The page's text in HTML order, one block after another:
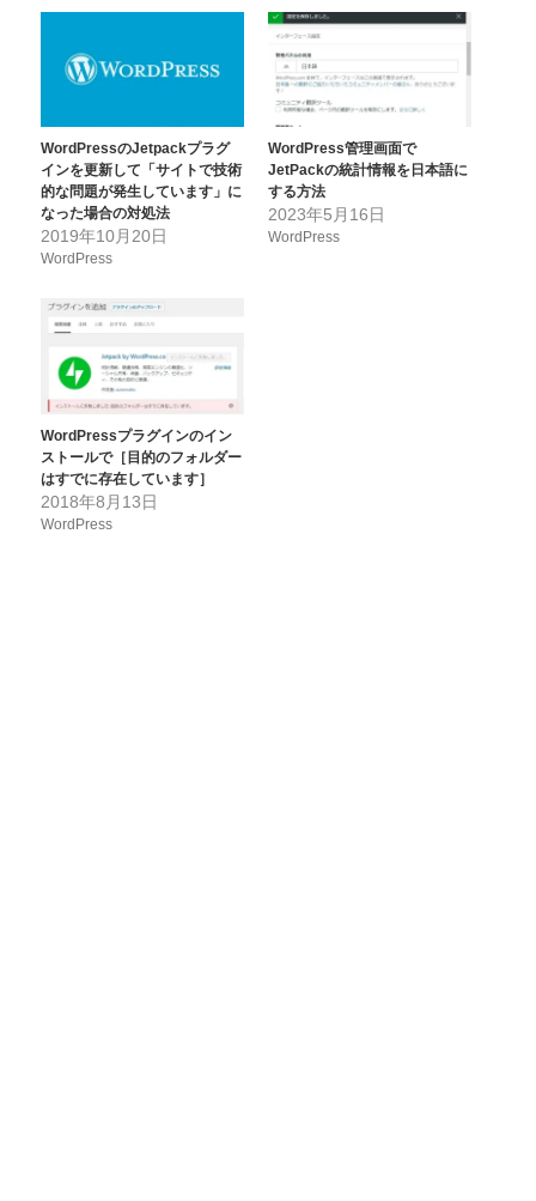
WordPressのJetpackプラグ
インを更新して「サイトで技術
的な問題が発生しています」に
なった場合の対処法
2019年10月20日
WordPress
WordPress管理画面で
JetPackの統計情報を日本語に
する方法
2023年5月16日
WordPress
WordPressプラグインのイン
ストールで［目的のフォルダー
はすでに存在しています］
2018年8月13日
WordPress